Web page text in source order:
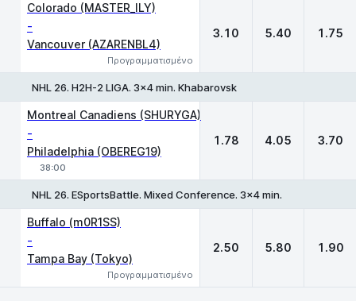
Colorado (MASTER_ILY)
-
Vancouver (AZARENBL4)
Προγραμματισμένο
3.10 5.40 1.75
NHL 26. H2H-2 LIGA. 3x4 min. Khabarovsk
Montreal Canadiens (SHURYGA)
-
Philadelphia (OBEREG19)
38:00
1.78 4.05 3.70
NHL 26. ESportsBattle. Mixed Conference. 3x4 min.
Buffalo (m0R1SS)
-
Tampa Bay (Tokyo)
Προγραμματισμένο
2.50 5.80 1.90